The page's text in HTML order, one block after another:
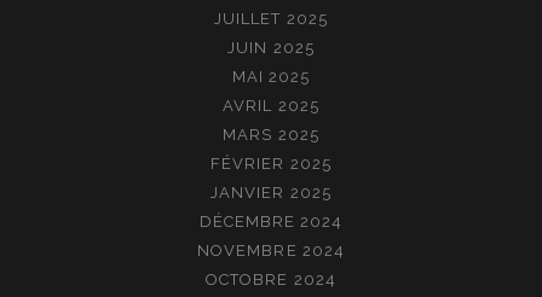
JUILLET 2025
JUIN 2025
MAI 2025
AVRIL 2025
MARS 2025
FÉVRIER 2025
JANVIER 2025
DÉCEMBRE 2024
NOVEMBRE 2024
OCTOBRE 2024